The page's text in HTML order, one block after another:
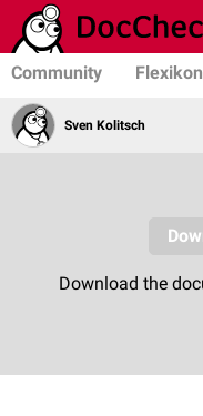
Community Flexikon
Sven Kolitsch